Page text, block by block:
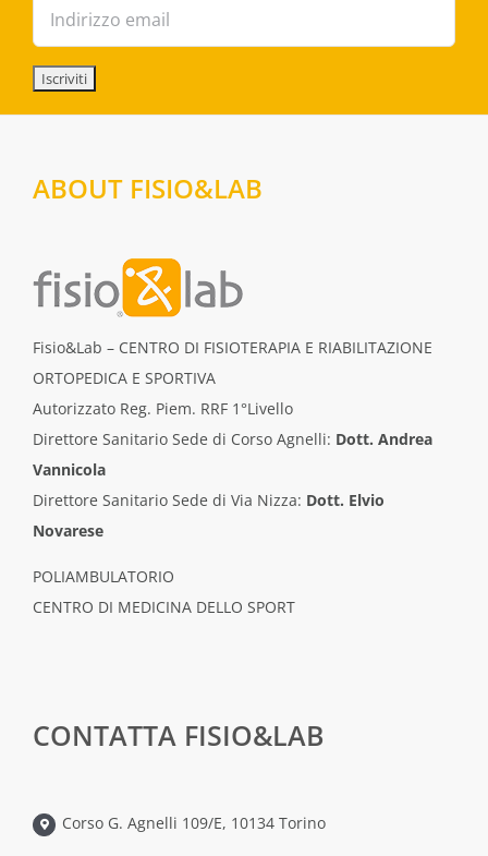
ABOUT FISIO&LAB
Fisio&Lab – CENTRO DI FISIOTERAPIA E RIABILITAZIONE
ORTOPEDICA E SPORTIVA
Autorizzato Reg. Piem. RRF 1°Livello
Direttore Sanitario Sede di Corso Agnelli: Dott. Andrea
Vannicola
Direttore Sanitario Sede di Via Nizza: Dott. Elvio
Novarese
POLIAMBULATORIO
CENTRO DI MEDICINA DELLO SPORT
CONTATTA FISIO&LAB
Corso G. Agnelli 109/E, 10134 Torino